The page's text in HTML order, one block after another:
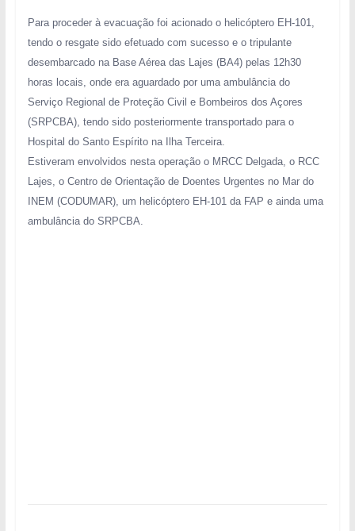
Para proceder à evacuação foi acionado o helicóptero EH-101,
tendo o resgate sido efetuado com sucesso e o tripulante
desembarcado na Base Aérea das Lajes (BA4) pelas 12h30
horas locais, onde era aguardado por uma ambulância do
Serviço Regional de Proteção Civil e Bombeiros dos Açores
(SRPCBA), tendo sido posteriormente transportado para o
Hospital do Santo Espírito na Ilha Terceira.
Estiveram envolvidos nesta operação o MRCC Delgada, o RCC
Lajes, o Centro de Orientação de Doentes Urgentes no Mar do
INEM (CODUMAR), um helicóptero EH-101 da FAP e ainda uma
ambulância do SRPCBA.